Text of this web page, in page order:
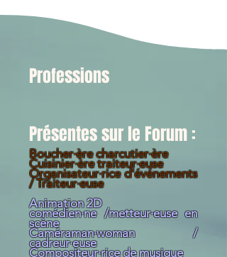
Professions
Présentes sur le Forum :
Boucher·ère charcutier·ère
Cuisinier·ère traiteur·euse
Organisateur·rice d'événements
/ Traiteur·euse
Animation 2D
comédien·ne /metteur·euse en
scène
Caméraman·woman /
cadreur·euse
Compositeur·rice de musique